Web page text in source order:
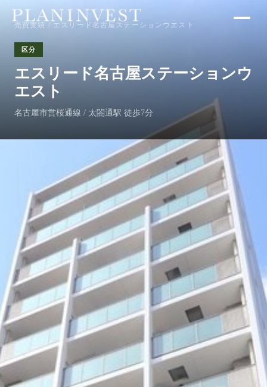
売買実績 / エスリード名古屋ステーションウエスト
区分
エスリード名古屋ステーションウ
エスト
名古屋市営桜通線 / 太閤通駅 徒歩7分